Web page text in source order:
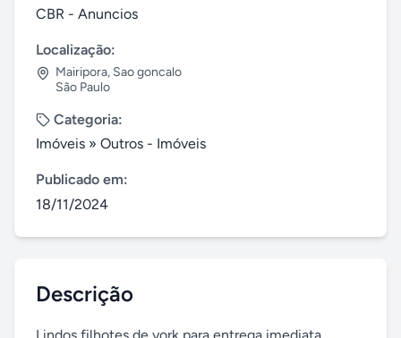
CBR - Anuncios
Localização:
Mairipora, Sao goncalo
São Paulo
Categoria:
Imóveis » Outros - Imóveis
Publicado em:
18/11/2024
Descrição